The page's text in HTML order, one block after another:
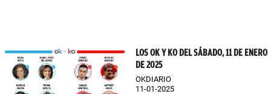
LOS OK Y KO DEL SÁBADO, 11 DE ENERO
DE 2025
OKDIARIO
11-01-2025